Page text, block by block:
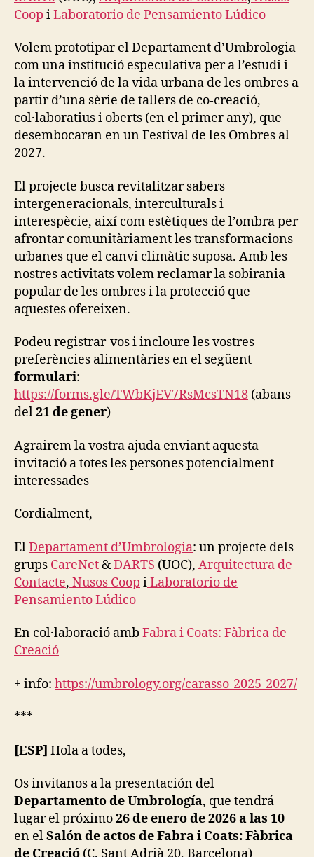
O
F
U
P
P
O
R
T
E
T
H
N
G
R
A
P
H
I
E
X
P
E
R
E
N
T
A
T
O
E
V
E
N
H
A
A
N
D
S
A
D
E
O
-
A
-
H
U
M
A
N
U
Coop iLaboratorio de Pensamiento Lúdico
Volem prototipar el Departament d’Umbrologia
com una institució especulativa per a l’estudi i
la intervenció de la vida urbana de les ombres a
partir d’una sèrie de tallers de co-creació,
col·laboratius i oberts (en el primer any), que
desembocaran en un Festival de les Ombres al
2027.
El projecte busca revitalitzar sabers
intergeneracionals, interculturals i
interespècie, així com estètiques de l’ombra per
afrontar comunitàriament les transformacions
urbanes que el canvi climàtic suposa. Amb les
nostres activitats volem reclamar la sobirania
popular de les ombres i la protecció que
aquestes ofereixen.
Podeu registrar-vos i incloure les vostres
preferències alimentàries en el següent
formulari:
https://forms.gle/TWbKjEV7RsMcsTN18 (abans
del21 de gener)
Agrairem la vostra ajuda enviant aquesta
invitació a totes les persones potencialment
interessades
Cordialment,
ElDepartament d’Umbrologia: un projecte dels
grups CareNet&DARTS (UOC), Arquitectura de
Contacte, Nusos Coop iLaboratorio de
Pensamiento Lúdico
En col·laboració amb Fabra i Coats: Fàbrica de
Creació
+ info: https://umbrology.org/carasso-2025-2027/
***
[ESP] Hola a todes,
Os invitanos a la presentación del
Departamento de Umbrología, que tendrá
lugar el próximo26 de enero de 2026 a las 10
en elSalón de actos de Fabra i Coats: Fàbrica